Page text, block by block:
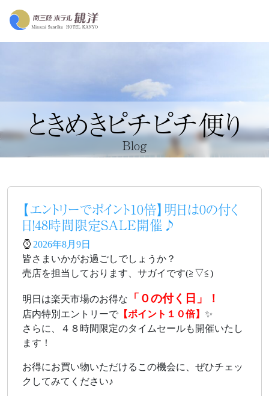
ときめきピチピチ便り
Blog
【エントリーでポイント10倍】明日は0の付く
日！48時間限定SALE開催♪
2026年8月9日
皆さまいかがお過ごしでしょうか？
売店を担当しております、サガイです(≧▽≦)
明日は楽天市場のお得な 「０の付く日」！
店内特別エントリーで 【ポイント１０倍】 ✨
さらに、４８時間限定のタイムセールも開催いたし
ます！
お得にお買い物いただけるこの機会に、ぜひチェッ
クしてみてください♪